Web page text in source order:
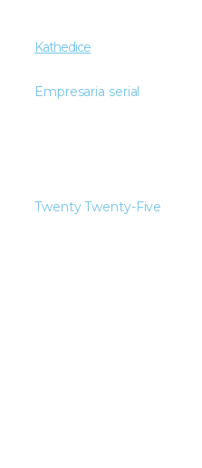
Kathedice
Empresaria serial
Twenty Twenty-Five